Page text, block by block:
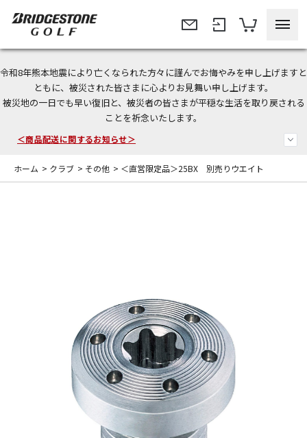
令和8年熊本地震により亡くなられた方々に謹んでお悔やみを申し上げますと
ともに、被災された皆さまに心よりお見舞い申し上げます。
被災地の一日でも早い復旧と、被災者の皆さまが平穏な生活を取り戻される
ことを祈念いたします。
今なら新規会員登録で1,000円OFFクーポンプレゼント！
＜商品配送に関するお知らせ＞
＜夏季休暇中のご注文・発送・お問い合わせ＞
ホーム > クラブ > その他 > ＜直営限定品＞25BX 別売りウエイト